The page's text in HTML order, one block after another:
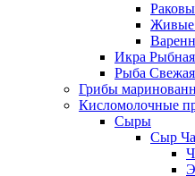
Живые
Икра Рыбная
Рыба Свежая
Грибы
Кисломолочные
Сыры
Сыр